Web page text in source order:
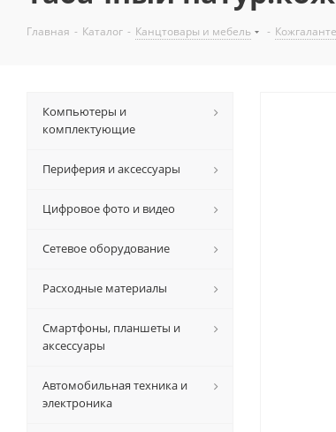
Главная - Каталог - Канцтовары и мебель -
Компьютеры и
комплектующие
Периферия и аксессуары
Цифровое фото и видео
Сетевое оборудование
Расходные материалы
Смартфоны, планшеты и
аксессуары
Автомобильная техника и
электроника